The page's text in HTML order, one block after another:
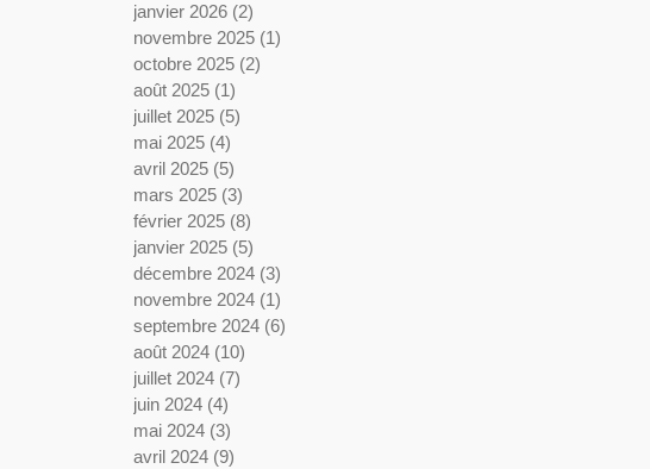
janvier 2026 (2)
novembre 2025 (1)
octobre 2025 (2)
août 2025 (1)
juillet 2025 (5)
mai 2025 (4)
avril 2025 (5)
mars 2025 (3)
février 2025 (8)
janvier 2025 (5)
décembre 2024 (3)
novembre 2024 (1)
septembre 2024 (6)
août 2024 (10)
juillet 2024 (7)
juin 2024 (4)
mai 2024 (3)
avril 2024 (9)